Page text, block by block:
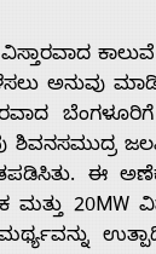
ಅನುವು
ಈ
20MW